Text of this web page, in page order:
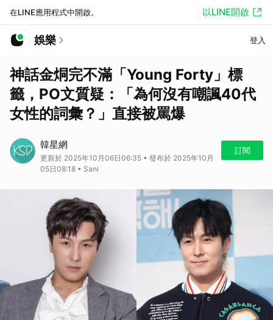
在LINE應用程式中開啟。 以LINE開啟
娛樂 登入
神話金烔完不滿「Young Forty」標
籤，PO文質疑：「為何沒有嘲諷40代
女性的詞彙？」直接被罵爆
韓星網
更新於 2025年10月06日06:35 • 發布於 2025年10月
05日08:18 • Sani
訂閱